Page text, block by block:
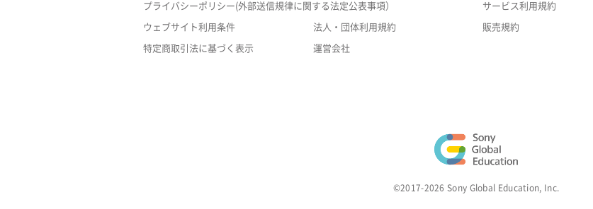
プライバシーポリシー(外部送信規律に関する法定公表事項） サービス利用規約
ウェブサイト利用条件 法人・団体利用規約 販売規約
特定商取引法に基づく表示 運営会社
©2017-2026 Sony Global Education, Inc.